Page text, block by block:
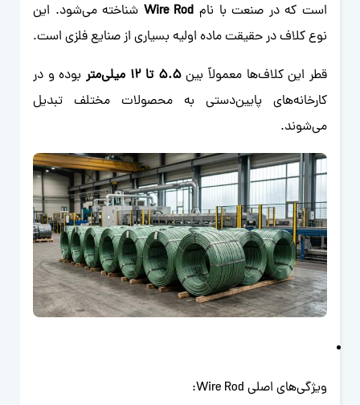
است که در صنعت با نام Wire Rod شناخته می‌شود. این
نوع کلاف در حقیقت ماده اولیه بسیاری از صنایع فلزی است.
قطر این کلاف‌ها معمولاً بین۵.۵ تا ۱۲ میلی‌متر
بوده و در
کارخانه‌های پایین‌دستی به محصولات مختلف تبدیل
می‌شوند.
ویژگی‌های اصلی Wire Rod: